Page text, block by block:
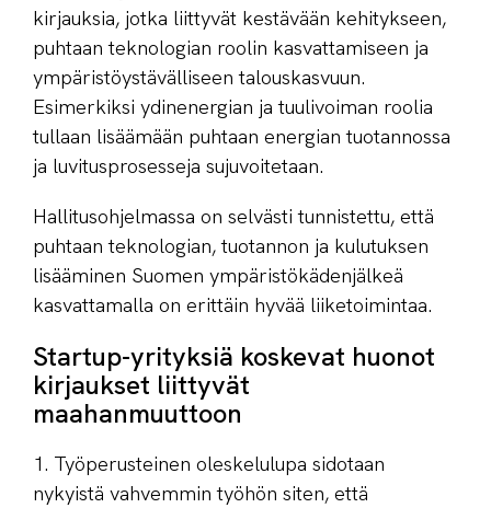
kirjauksia, jotka liittyvät kestävään kehitykseen,
puhtaan teknologian roolin kasvattamiseen ja
ympäristöystävälliseen talouskasvuun.
Esimerkiksi ydinenergian ja tuulivoiman roolia
tullaan lisäämään puhtaan energian tuotannossa
ja luvitusprosesseja sujuvoitetaan.
Hallitusohjelmassa on selvästi tunnistettu, että
puhtaan teknologian, tuotannon ja kulutuksen
lisääminen Suomen ympäristökädenjälkeä
kasvattamalla on erittäin hyvää liiketoimintaa.
Startup-yrityksiä koskevat huonot
kirjaukset liittyvät
maahanmuuttoon
1. Työperusteinen oleskelulupa sidotaan
nykyistä vahvemmin työhön siten, että